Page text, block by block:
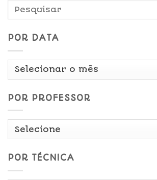
POR DATA
Por
POR PROFESSOR
POR TÉCNICA